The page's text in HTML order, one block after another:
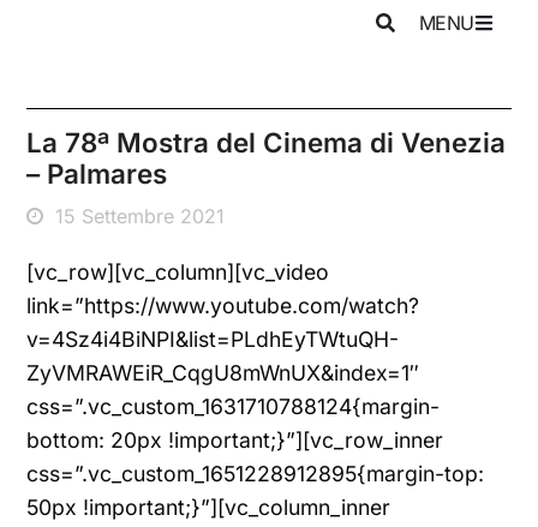
MENU
La 78ª Mostra del Cinema di Venezia
– Palmares
15 Settembre 2021
[vc_row][vc_column][vc_video
link=”https://www.youtube.com/watch?
v=4Sz4i4BiNPI&list=PLdhEyTWtuQH-
ZyVMRAWEiR_CqgU8mWnUX&index=1″
css=”.vc_custom_1631710788124{margin-
bottom: 20px !important;}”][vc_row_inner
css=”.vc_custom_1651228912895{margin-top:
50px !important;}”][vc_column_inner